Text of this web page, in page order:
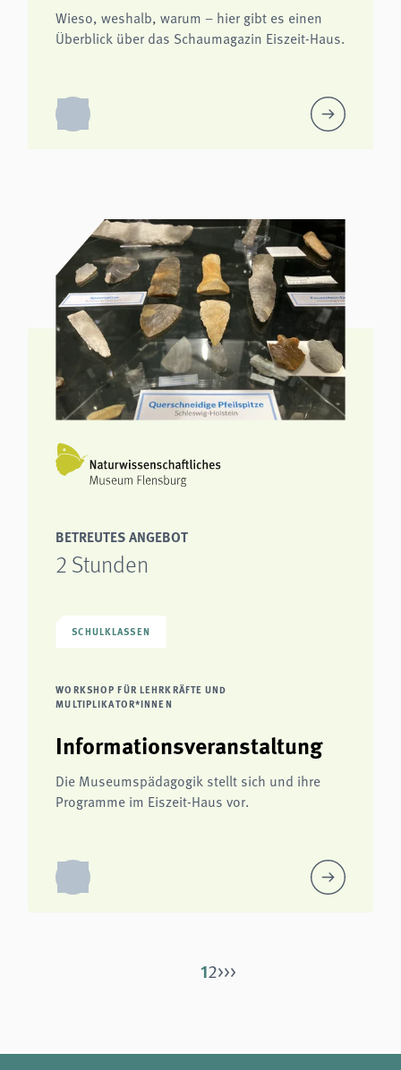
Wieso, weshalb, warum – hier gibt es einen
Überblick über das Schaumagazin Eiszeit-Haus.
BETREUTES ANGEBOT
2 Stunden
SCHULKLASSEN
WORKSHOP FÜR LEHRKRÄFTE UND
MULTIPLIKATOR*INNEN
Informationsveranstaltung
Die Museumspädagogik stellt sich und ihre
Programme im Eiszeit-Haus vor.
12>>>